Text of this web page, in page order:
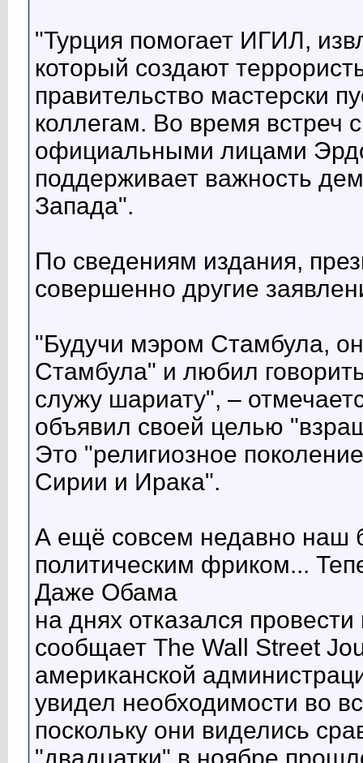
"Турция помогает ИГИЛ,
который создают
правительство мастерски
коллегам. Во время встреч
официальными лицами
поддерживает важность
Запада".
По сведениям издания,
совершенно другие
"Будучи мэром Стамбула,
Стамбула" и любил
служу шариату", –
объявил своей целью
Это "религиозное
Сирии и Ирака".
А ещё совсем недавно наш
политическим фриком...
Даже Обама
на днях отказался
сообщает The Wall Street
американской
увидел необходимости во
поскольку они виделись